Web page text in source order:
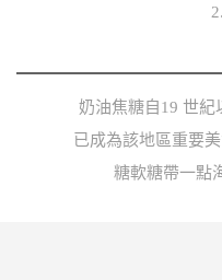
奶油焦糖自19 世
已成為該地區重要
糖軟糖帶一點